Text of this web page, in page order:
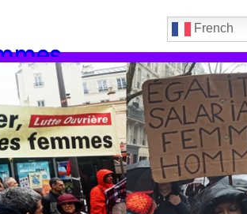
French